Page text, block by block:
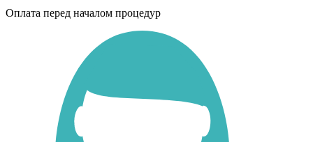
Оплата перед началом процедур